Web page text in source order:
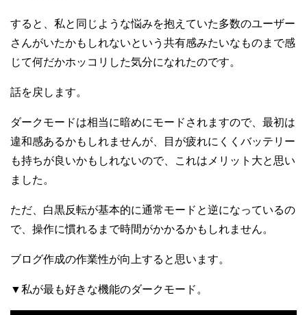
すると、私と同じような悩みを抱えていた多数のユーザー
さんがいたかもしれないという共有感みたいなものまで感
じて何だかホッコリした気分になれたのです。
話を戻します。
ダークモードは相当に暗めにモードされますので、最初は
違和感あるかもしれませんが、目が疲れにくくバッテリー
も持ちが良いかもしれないので、これはメリット大と思い
ました。
ただ、白黒反転が基本的に通常モードと逆になっているの
で、操作に慣れるまで時間がかかるかもしれません。
ブログ作成の作業性が向上すると思います。
▼私が最も好きな機能のダークモード。